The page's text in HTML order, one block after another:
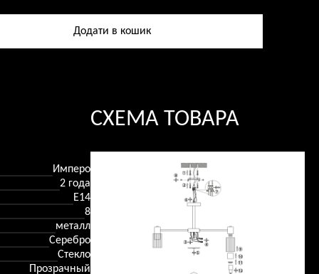
Додати в кошик
Имперо
2 года
Е14
8
металл
Серебро
Стекло
Прозрачный
СХЕМА ТОВАРА